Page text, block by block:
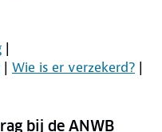
|
| Wie is er verzekerd? |
bij de ANWB